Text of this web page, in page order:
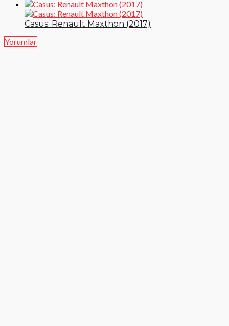
Casus: Renault Maxthon (2017)
Yorumlar